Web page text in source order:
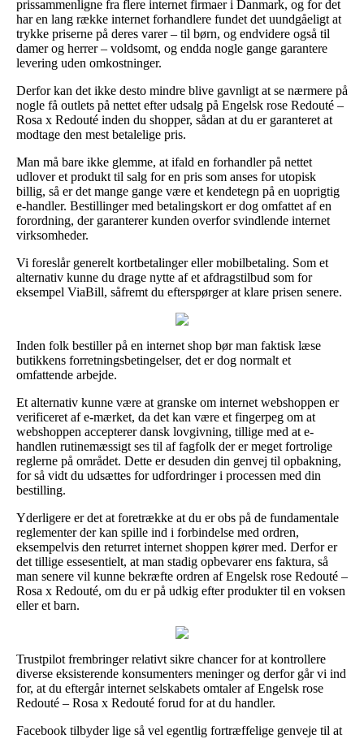
prissammenligne fra flere internet firmaer i Danmark, og for det
har en lang række internet forhandlere fundet det uundgåeligt at
trykke priserne på deres varer – til børn, og endvidere også til
damer og herrer – voldsomt, og endda nogle gange garantere
levering uden omkostninger.
Derfor kan det ikke desto mindre blive gavnligt at se nærmere på
nogle få outlets på nettet efter udsalg på Engelsk rose Redouté –
Rosa x Redouté inden du shopper, sådan at du er garanteret at
modtage den mest betalelige pris.
Man må bare ikke glemme, at ifald en forhandler på nettet
udlover et produkt til salg for en pris som anses for utopisk
billig, så er det mange gange være et kendetegn på en uoprigtig
e-handler. Bestillinger med betalingskort er dog omfattet af en
forordning, der garanterer kunden overfor svindlende internet
virksomheder.
Vi foreslår generelt kortbetalinger eller mobilbetaling. Som et
alternativ kunne du drage nytte af et afdragstilbud som for
eksempel ViaBill, såfremt du efterspørger at klare prisen senere.
Inden folk bestiller på en internet shop bør man faktisk læse
butikkens forretningsbetingelser, det er dog normalt et
omfattende arbejde.
Et alternativ kunne være at granske om internet webshoppen er
verificeret af e-mærket, da det kan være et fingerpeg om at
webshoppen accepterer dansk lovgivning, tillige med at e-
handlen rutinemæssigt ses til af fagfolk der er meget fortrolige
reglerne på området. Dette er desuden din genvej til opbakning,
for så vidt du udsættes for udfordringer i processen med din
bestilling.
Yderligere er det at foretrække at du er obs på de fundamentale
reglementer der kan spille ind i forbindelse med ordren,
eksempelvis den returret internet shoppen kører med. Derfor er
det tillige essesentielt, at man stadig opbevarer ens faktura, så
man senere vil kunne bekræfte ordren af Engelsk rose Redouté –
Rosa x Redouté, om du er på udkig efter produkter til en voksen
eller et barn.
Trustpilot frembringer relativt sikre chancer for at kontrollere
diverse eksisterende konsumenters meninger og derfor går vi ind
for, at du eftergår internet selskabets omtaler af Engelsk rose
Redouté – Rosa x Redouté forud for at du handler.
Facebook tilbyder lige så vel egentlig fortræffelige genveje til at